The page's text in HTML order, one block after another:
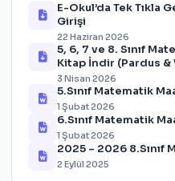
E-Okul’da Tek Tıkla
Girişi
22 Haziran 2026
5, 6, 7 ve 8. Sınıf
Kitap İndir (Pardus
3 Nisan 2026
5.Sınıf Matematik
1 Şubat 2026
6.Sınıf Matematik
1 Şubat 2026
2025 – 2026 8.Sınıf
2 Eylül 2025